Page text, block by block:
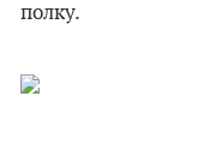
полку.